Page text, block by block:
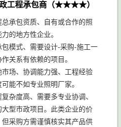
政工程承包商（★★★★）
总承包资质、自有或合作的照
的地方性企业。
包模式、需要设计-采购-施工一
关系有依赖的项目。
市场、协调能力强、工程经验
能不如专业照明厂家。
杂度高、需要多专业协调、
型市政项目。此类企业的价
采购方需谨慎核实其产品供